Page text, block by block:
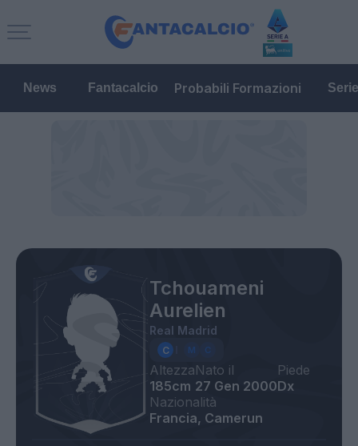
News Fantacalcio Probabili Formazioni
Tchouameni
Aurelien
Real Madrid
Altezza
185cm
Nato il
27 Gen 2000
Piede
Dx
Nazionalità
Francia, Camerun